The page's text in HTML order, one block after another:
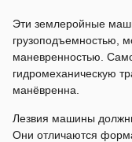
Эти землеройные
грузоподъемностью,
маневренностью.
гидромеханическую
манёвренна.
Лезвия машины
Они отличаются